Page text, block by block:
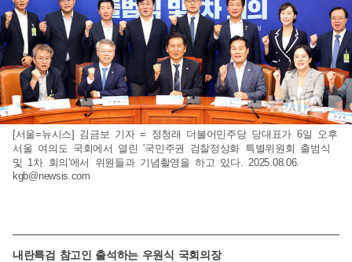
[서울=뉴시스] 김금보 기자 = 정청래 더불어민주당 당대표가 6일 오후
서울 여의도 국회에서 열린 '국민주권 검찰정상화 특별위원회 출범식
및 1차 회의'에서 위원들과 기념촬영을 하고 있다. 2025.08.06.
kgb@newsis.com
내란특검 참고인 출석하는 우원식 국회의장